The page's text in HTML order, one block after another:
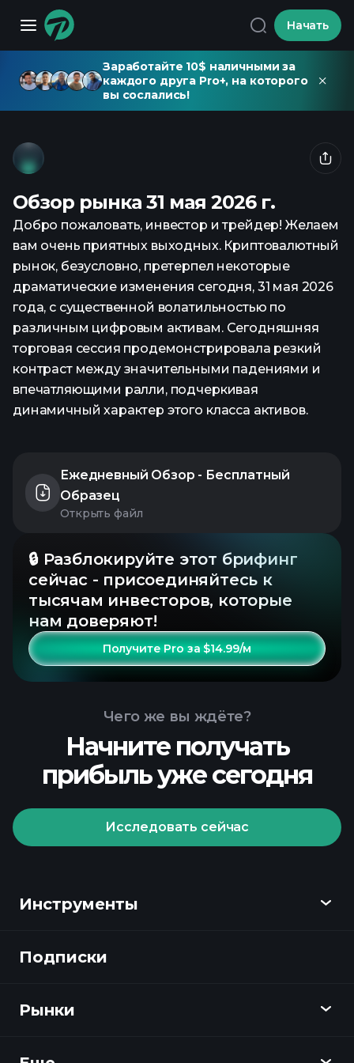
Начать
Заработайте 10$ наличными за
каждого друга Pro+, на которого
вы сослались!
Обзор рынка 31 мая 2026 г.
Добро пожаловать, инвестор и трейдер! Желаем
вам очень приятных выходных. Криптовалютный
рынок, безусловно, претерпел некоторые
драматические изменения сегодня, 31 мая 2026
года, с существенной волатильностью по
различным цифровым активам. Сегодняшняя
торговая сессия продемонстрировала резкий
контраст между значительными падениями и
впечатляющими ралли, подчеркивая
динамичный характер этого класса активов.
Ежедневный Обзор - Бесплатный
Образец
Открыть файл
🔒 Разблокируйте этот брифинг
сейчас - присоединяйтесь к
тысячам инвесторов, которые
нам доверяют!
Получите Pro за $14.99/м
Чего же вы ждёте?
Начните получать
прибыль уже сегодня
Исследовать сейчас
Инструменты
Обзор
Подписки
Рынки